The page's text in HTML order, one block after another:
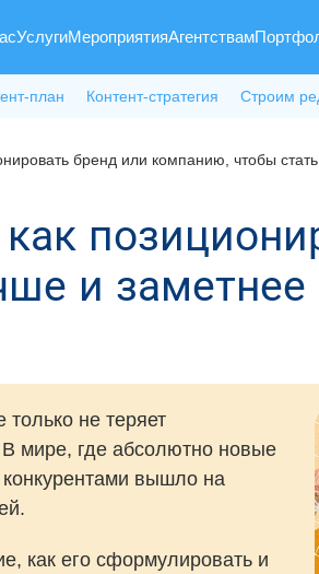
УслугиМероприятияАгентствам
план Контент-стратегия Строим
бренд или компанию, чтобы
и заметнее
не теряет
В мире, где абсолютно новые
вышло на
как его сформулировать и